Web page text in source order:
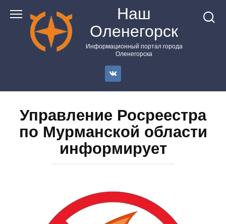
контенту
Наш
Оленегорск
Информационный портал города
Оленегорска
Управление Росреестра
по Мурманской области
информирует